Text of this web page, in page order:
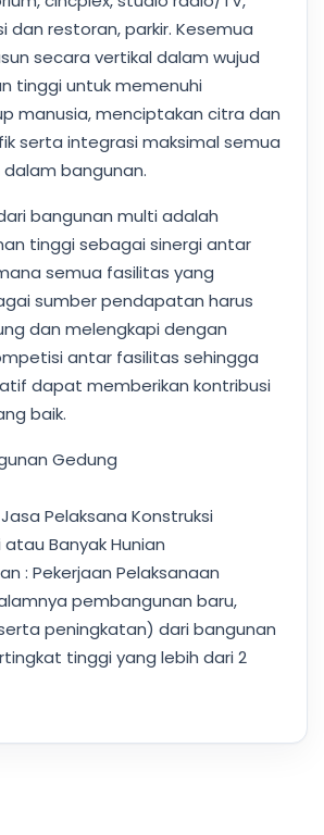
dan restoran, parkir. Kesemua
secara vertikal dalam wujud
tinggi untuk memenuhi
manusia, menciptakan citra dan
serta integrasi maksimal semua
bangunan.
bangunan multi adalah
tinggi sebagai sinergi antar
semua fasilitas yang
sumber pendapatan harus
dan melengkapi dengan
antar fasilitas sehingga
dapat memberikan kontribusi
baik.
Gedung
Pelaksana Konstruksi
Banyak Hunian
: Pekerjaan Pelaksanaan
pembangunan baru,
peningkatan) dari bangunan
tinggi yang lebih dari 2